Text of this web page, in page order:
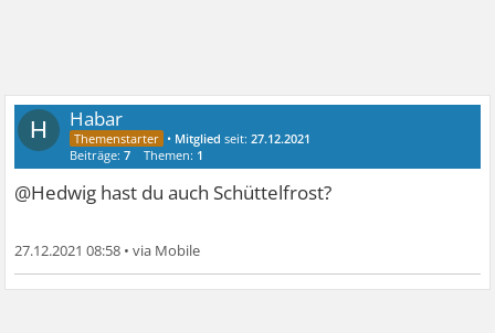
H Habar
• Mitglied seit:27.12.2021
Beiträge:7 Themen: 1
@Hedwig hast du auch Schüttelfrost?
27.12.2021 08:58 •